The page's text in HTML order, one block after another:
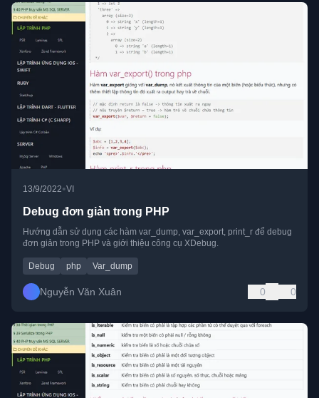
13/9/2022•VI
Debug đơn giản trong PHP
Hướng dẫn sử dụng các hàm var_dump, var_export, print_r để debug
đơn giản trong PHP và giới thiệu công cụ XDebug.
Debug php Var_dump
Nguyễn Văn Xuân 0 0